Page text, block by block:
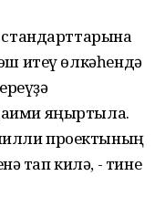
стандарттарына
итеү өлкәһендә
яңыртыла.
проектының
тап килә, - тине